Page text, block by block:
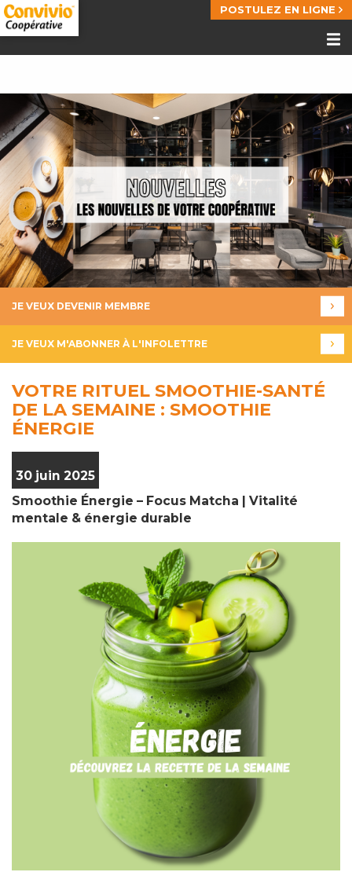
POSTULEZ EN LIGNE
JE VEUX DEVENIR MEMBRE
JE VEUX M'ABONNER À L'INFOLETTRE
VOTRE RITUEL SMOOTHIE-SANTÉ
DE LA SEMAINE : SMOOTHIE
ÉNERGIE
30 juin 2025
Smoothie Énergie – Focus Matcha | Vitalité
mentale & énergie durable